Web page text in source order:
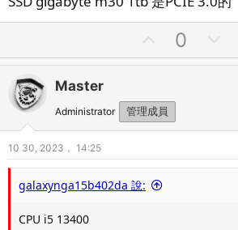
p
o
t
e
0
o
o
Master
Administrator 管理成員
10 30, 2023， 14:25
galaxynga15b402da 說:
CPU i5 13400